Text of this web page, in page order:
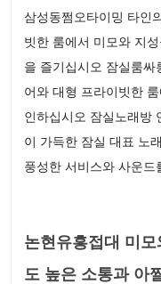
삼성동쩜오타이밍 타인
빗한 룸에서 미모와 지
을 즐기십시오 잠실룸
어와 대형 프라이빗한
인하십시오 잠실노래방
이 가득한 잠실 대표 노
풍성한 서비스와 사운드
논현유흥접대 미
도 높은 소통과 아